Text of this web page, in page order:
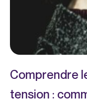
Comprendre
tension :